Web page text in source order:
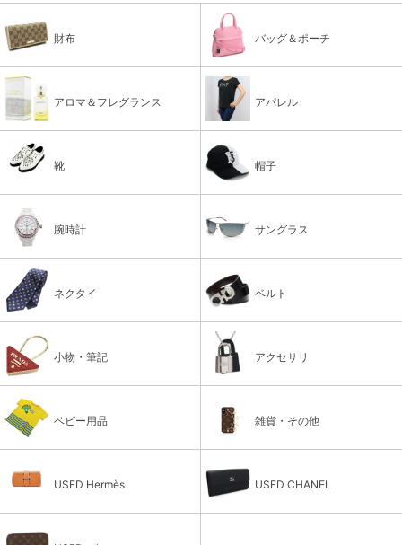
財布 バッグ＆ポーチ
アロマ＆フレグランス アパレル
靴 帽子
腕時計 サングラス
ネクタイ ベルト
小物・筆記 アクセサリ
ベビー用品 雑貨・その他
USED Hermès USED CHANEL